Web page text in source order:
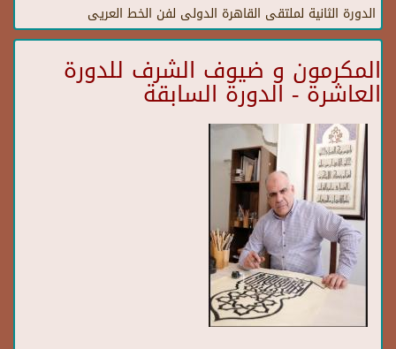
الدورة الثانية لملتقى القاهرة الدولى لفن الخط العريى
المكرمون و ضيوف الشرف للدورة
العاشرة - الدورة السابقة